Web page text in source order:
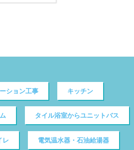
ション工事 キッチン
タイル浴室からユニットバス
レ 電気温水器・石油給湯器